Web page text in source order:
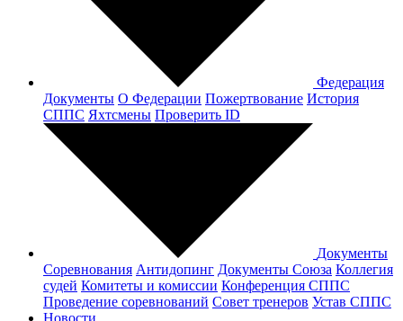
Федерация
Документы О Федерации Пожертвование История
СППС Яхтсмены Проверить ID
Документы
Соревнования Антидопинг Документы Cоюза Коллегия
судей Комитеты и комиссии Конференция СППС
Проведение соревнований Совет тренеров Устав СППС
Новости